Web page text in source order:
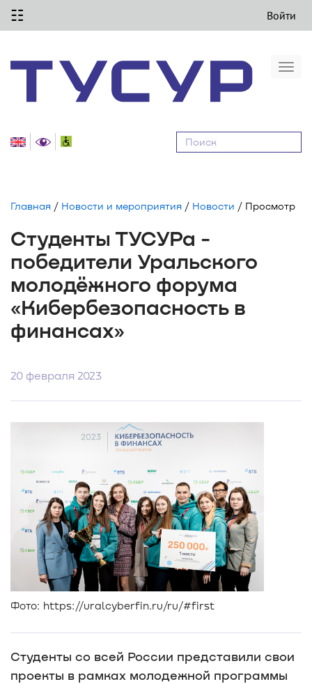
☷ Войти
Главная / Новости и мероприятия / Новости / Просмотр
Студенты ТУСУРа -
победители Уральского
молодёжного форума
«Кибербезопасность в
финансах»
20 февраля 2023
Фото: https://uralcyberfin.ru/ru/#first
Студенты со всей России представили свои
проекты в рамках молодежной программы